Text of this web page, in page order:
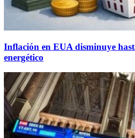
Inflación en EUA disminuye
energético